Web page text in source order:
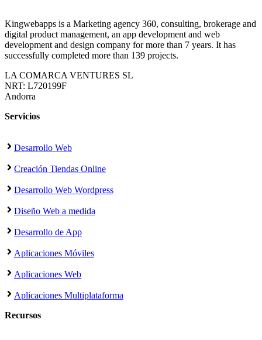
Kingwebapps is a Marketing agency 360, consulting, brokerage and
digital product management, an app development and web
development and design company for more than 7 years. It has
successfully completed more than 139 projects.
LA COMARCA VENTURES SL
NRT: L720199F
Andorra
Servicios
Desarrollo Web
Creación Tiendas Online
Desarrollo Web Wordpress
Diseño Web a medida
Desarrollo de App
Aplicaciones Móviles
Aplicaciones Web
Aplicaciones Multiplataforma
Recursos